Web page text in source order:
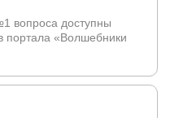
вопроса доступны
портала «Волшебники